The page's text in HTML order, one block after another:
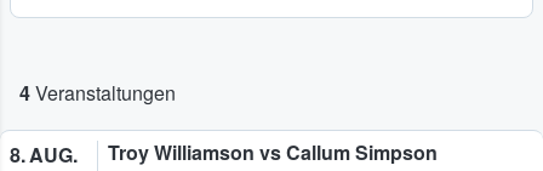
4Veranstaltungen
8. AUG. Troy Williamson vs Callum Simpson